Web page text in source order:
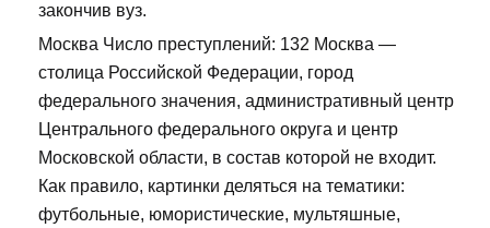
закончив вуз.
Москва Число преступлений: 132 Москва —
столица Российской Федерации, город
федерального значения, административный центр
Центрального федерального округа и центр
Московской области, в состав которой не входит.
Как правило, картинки деляться на тематики:
футбольные, юмористические, мультяшные,